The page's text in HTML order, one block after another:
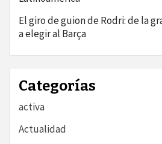
El giro de guion de Rodri: de la
a elegir al Barça
Categorías
activa
Actualidad